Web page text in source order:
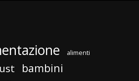
alimenti
bambini